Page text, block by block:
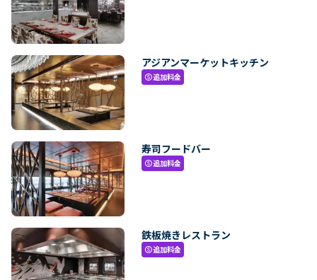
アジアンマーケットキッチン
paid追加料金
寿司フードバー
paid追加料金
鉄板焼きレストラン
paid追加料金